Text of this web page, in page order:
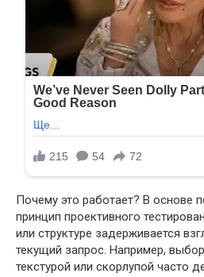
Почему это работает? В основе
принцип проективного
или структуре задерживается
текущий запрос. Например,
текстурой или скорлупой часто